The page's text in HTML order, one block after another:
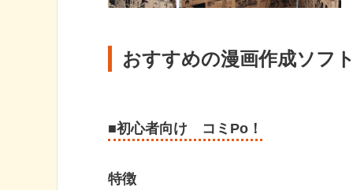
おすすめの漫画作成ソフ
■初心者向け コミPo！
特徴